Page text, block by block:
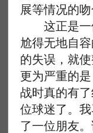
展等情况的
这正是一
尬得无地自
的失误，就
更为严重的
战时真的有
位球迷了。
了一位朋友